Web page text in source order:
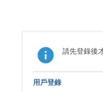
請先登錄後
用戶登錄